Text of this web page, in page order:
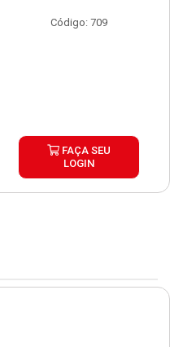
Código: 709
FAÇA SEU
LOGIN